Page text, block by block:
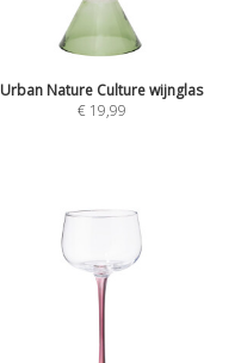
Urban Nature Culture wijnglas
€ 19,99